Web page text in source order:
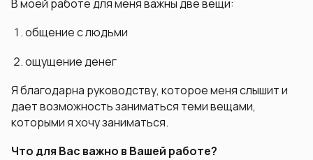
В моей работе для меня важны две вещи:
общение с людьми
ощущение денег
Я благодарна руководству, которое меня слышит и
дает возможность заниматься теми вещами,
которыми я хочу заниматься.
Что для Вас важно в Вашей работе?